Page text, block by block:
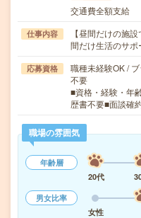
交通費全額支給
仕事内容
【昼間だけの施
間だけ生活のサ
応募資格
職種未経験OK /
不要
■資格・経験・年
歴書不要■面談確
職場の雰囲気
年齢層
20代
男女比率
女性